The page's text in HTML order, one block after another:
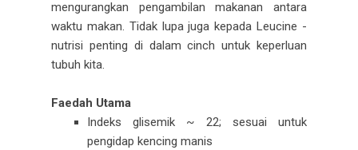
mengurangkan pengambilan makanan antara
waktu makan. Tidak lupa juga kepada Leucine -
nutrisi penting di dalam cinch untuk keperluan
tubuh kita.
Faedah Utama
Indeks glisemik ~ 22; sesuai untuk
pengidap kencing manis